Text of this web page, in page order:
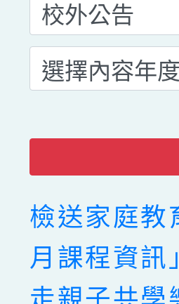
檢送家庭教
月課程資訊